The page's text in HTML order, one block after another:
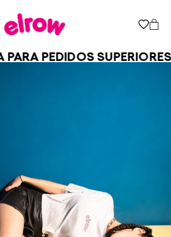
PEDIDOS SUPERIORES